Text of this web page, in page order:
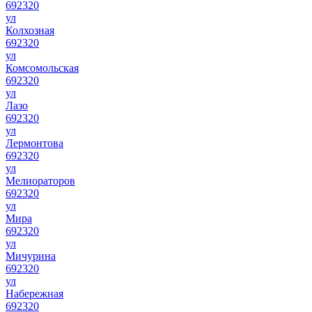
692320
ул
Колхозная
692320
ул
Комсомольская
692320
ул
Лазо
692320
ул
Лермонтова
692320
ул
Мелиораторов
692320
ул
Мира
692320
ул
Мичурина
692320
ул
Набережная
692320